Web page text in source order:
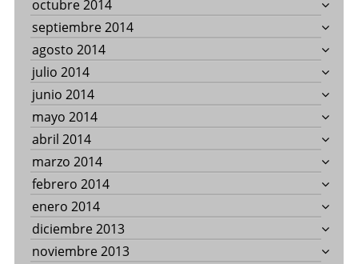
octubre 2014
septiembre 2014
agosto 2014
julio 2014
junio 2014
mayo 2014
abril 2014
marzo 2014
febrero 2014
enero 2014
diciembre 2013
noviembre 2013